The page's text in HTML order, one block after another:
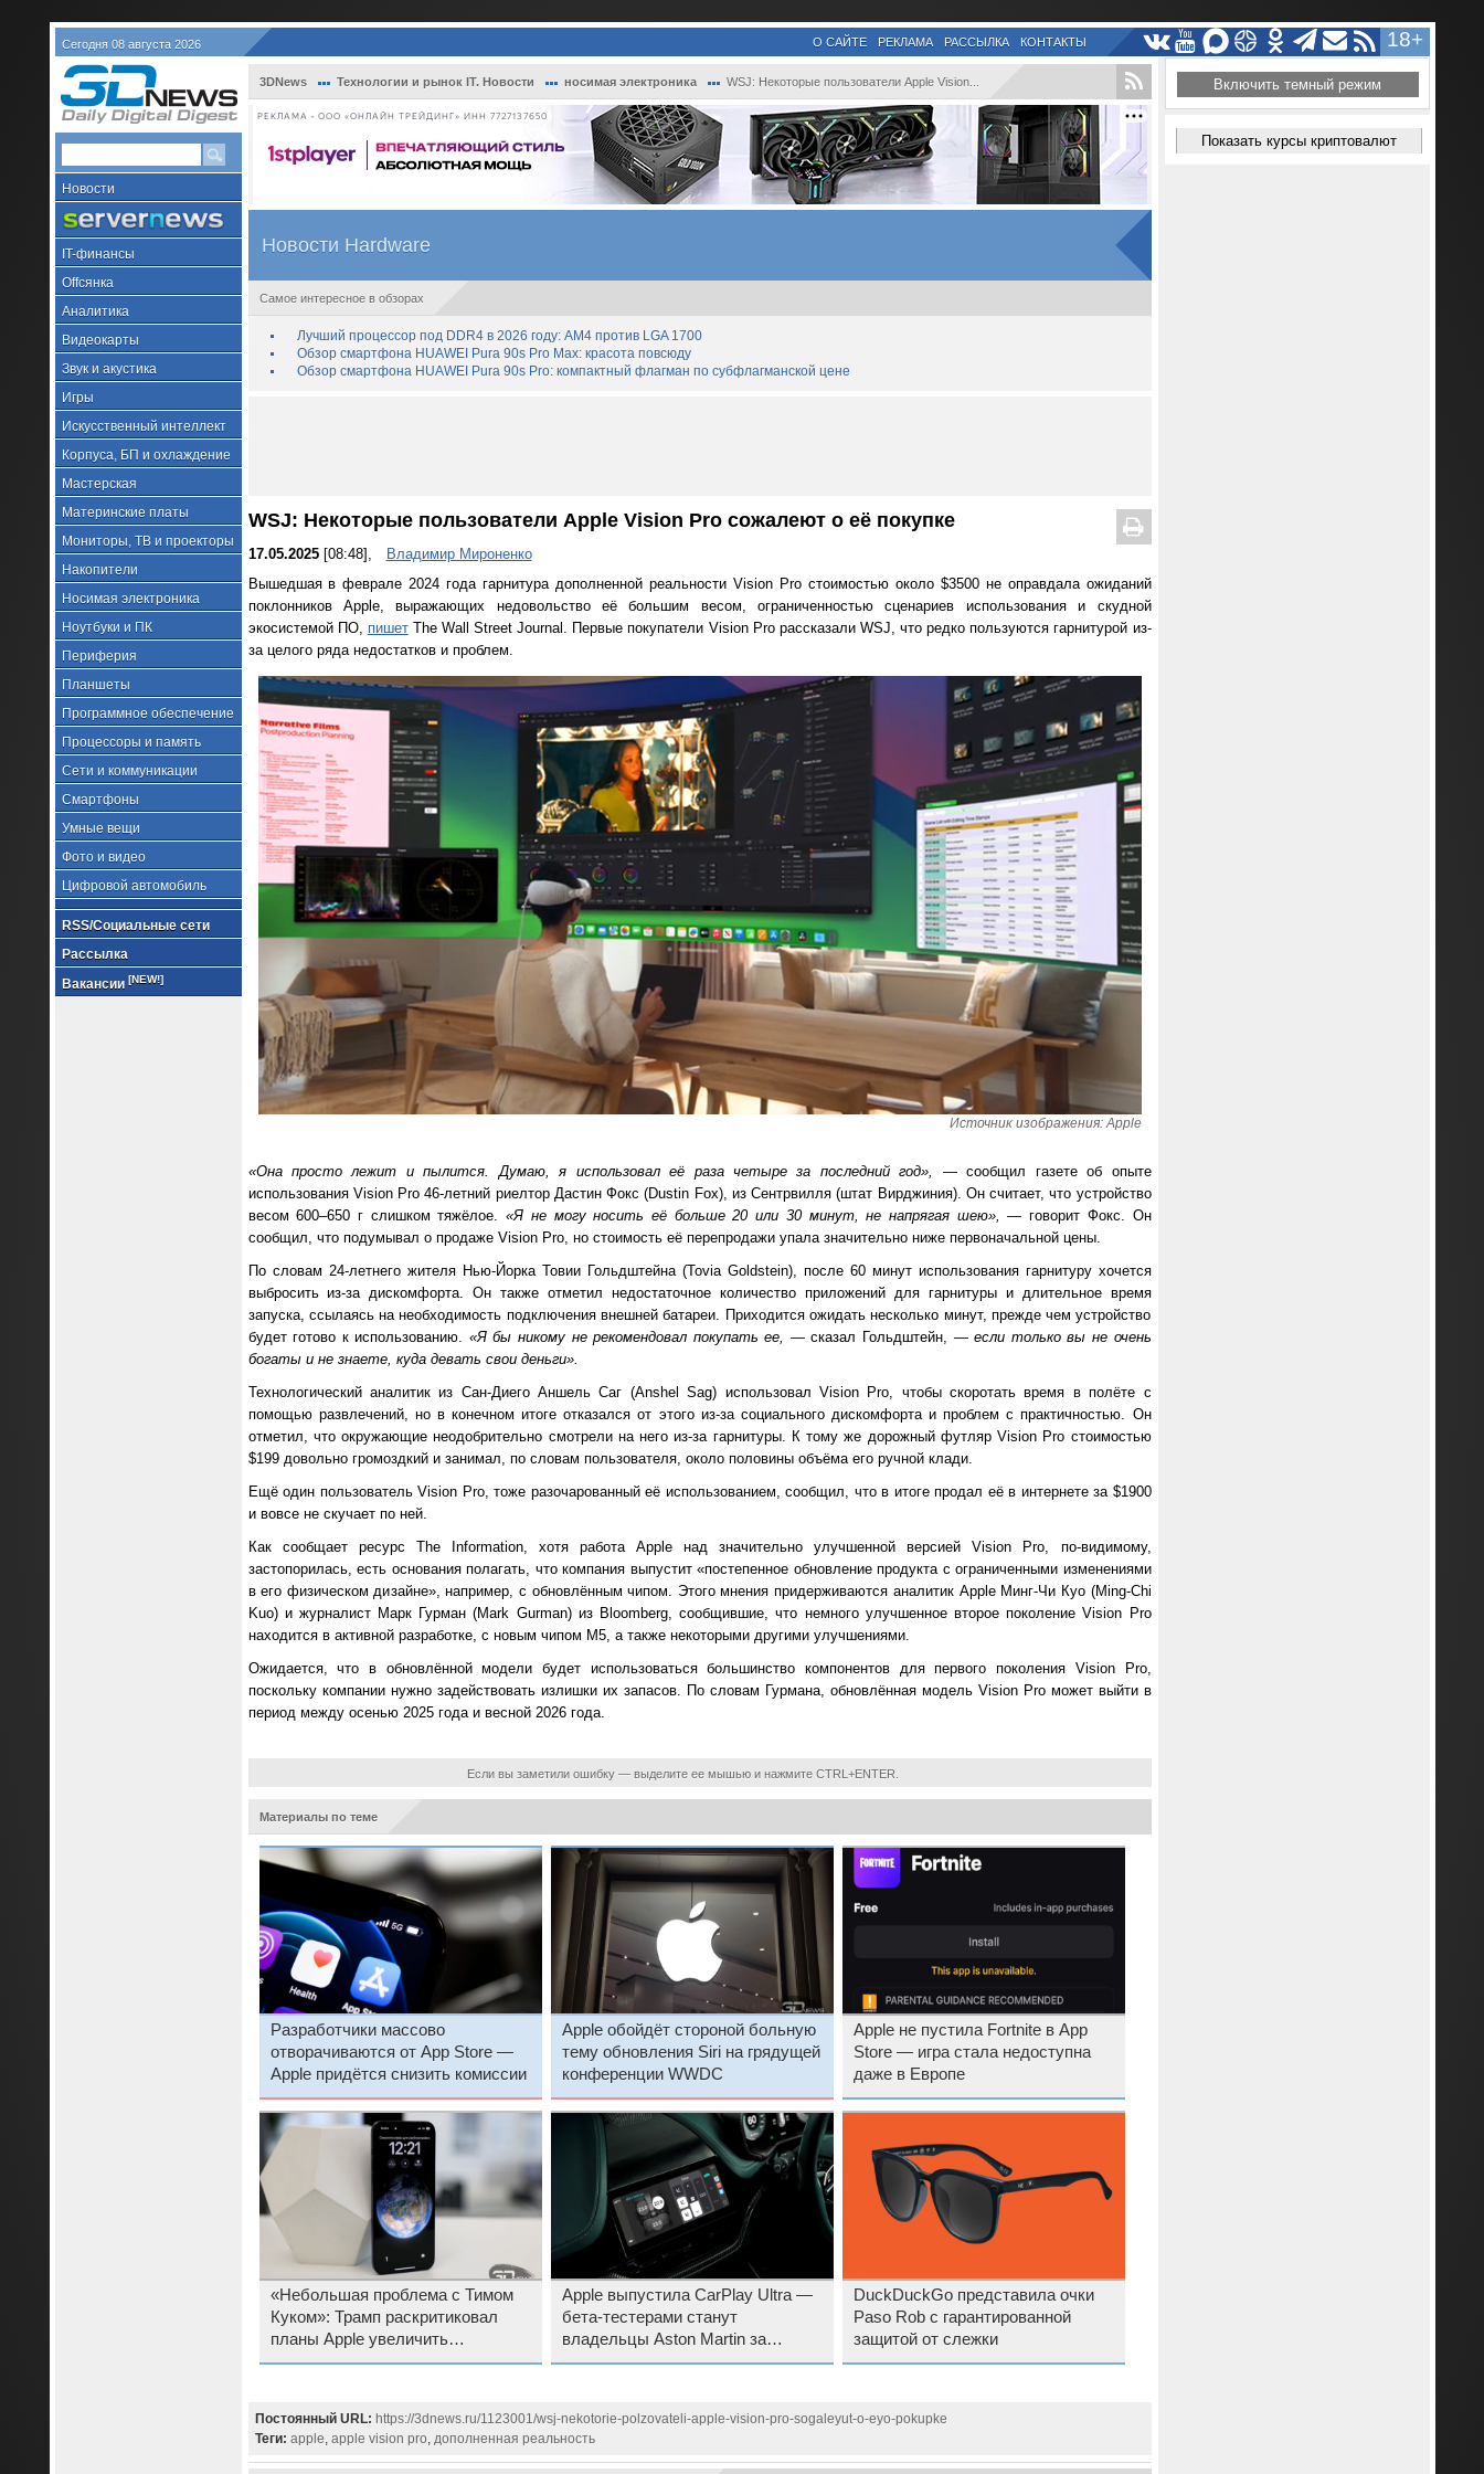
Сегодня 08 августа 2026 18+
О САЙТЕ РЕКЛАМА РАССЫЛКА КОНТАКТЫ
Новости
IT-финансы
Offсянка
Аналитика
Видеокарты
Звук и акустика
Игры
Искусственный интеллект
Корпуса, БП и охлаждение
Мастерская
Материнские платы
Мониторы, ТВ и проекторы
Накопители
Носимая электроника
Ноутбуки и ПК
Периферия
Планшеты
Программное обеспечение
Процессоры и память
Сети и коммуникации
Смартфоны
Умные вещи
Фото и видео
Цифровой автомобиль
RSS/Социальные сети
Рассылка
Вакансии [NEW!]
3DNews Технологии и рынок IT. Новости носимая электроника WSJ: Некоторые пользователи Apple Vision...
РЕКЛАМА • ООО «ОНЛАЙН ТРЕЙДИНГ» ИНН 7727137650
Новости Hardware
Самое интересное в обзорах
Лучший процессор под DDR4 в 2026 году: AM4 против LGA 1700
Обзор смартфона HUAWEI Pura 90s Pro Max: красота повсюду
Обзор смартфона HUAWEI Pura 90s Pro: компактный флагман по субфлагманской цене
WSJ: Некоторые пользователи Apple Vision Pro сожалеют о её покупке
17.05.2025[08:48],
Владимир Мироненко
Вышедшая в феврале 2024 года гарнитура дополненной реальности Vision Pro стоимостью около $3500 не оправдала ожиданий
поклонников Apple, выражающих недовольство её большим весом, ограниченностью сценариев использования и скудной
экосистемой ПО, пишетThe Wall Street Journal. Первые покупатели Vision Pro рассказали WSJ, что редко пользуются гарнитурой из-
за целого ряда недостатков и проблем.
Источник изображения: Apple
«Она просто лежит и пылится. Думаю, я использовал её раза четыре за последний год»,
— сообщил газете об опыте
использования Vision Pro 46-летний риелтор Дастин Фокс (Dustin Fox), из Сентрвилля (штат Вирджиния). Он считает, что устройство
весом 600–650 г слишком тяжёлое.«Я не могу носить её больше 20 или 30 минут, не напрягая шею», — говорит Фокс. Он
сообщил, что подумывал о продаже Vision Pro, но стоимость её перепродажи упала значительно ниже первоначальной цены.
По словам 24-летнего жителя Нью-Йорка Товии Гольдштейна (Tovia Goldstein), после 60 минут использования гарнитуру хочется
выбросить из-за дискомфорта. Он также отметил недостаточное количество приложений для гарнитуры и длительное время
запуска, ссылаясь на необходимость подключения внешней батареи. Приходится ожидать несколько минут, прежде чем устройство
будет готово к использованию. «Я бы никому не рекомендовал покупать ее, —сказал Гольдштейн, —если только вы не очень
богаты и не знаете, куда девать свои деньги».
Технологический аналитик из Сан-Диего Аншель Саг (Anshel Sag) использовал Vision Pro, чтобы скоротать время в полёте с
помощью развлечений, но в конечном итоге отказался от этого из-за социального дискомфорта и проблем с практичностью. Он
отметил, что окружающие неодобрительно смотрели на него из-за гарнитуры. К тому же дорожный футляр Vision Pro стоимостью
$199 довольно громоздкий и занимал, по словам пользователя, около половины объёма его ручной клади.
Ещё один пользователь Vision Pro, тоже разочарованный её использованием, сообщил, что в итоге продал её в интернете за $1900
и вовсе не скучает по ней.
Как сообщает ресурс The Information, хотя работа Apple над значительно улучшенной версией Vision Pro, по-видимому,
застопорилась, есть основания полагать, что компания выпустит «постепенное обновление продукта с ограниченными изменениями
в его физическом дизайне», например, с обновлённым чипом. Этого мнения придерживаются аналитик Apple Минг-Чи Куо (Ming-Chi
Kuo) и журналист Марк Гурман (Mark Gurman) из Bloomberg, сообщившие, что немного улучшенное второе поколение Vision Pro
находится в активной разработке, с новым чипом M5, а также некоторыми другими улучшениями.
Ожидается, что в обновлённой модели будет использоваться большинство компонентов для первого поколения Vision Pro,
поскольку компании нужно задействовать излишки их запасов. По словам Гурмана, обновлённая модель Vision Pro может выйти в
период между осенью 2025 года и весной 2026 года.
Если вы заметили ошибку — выделите ее мышью и нажмите CTRL+ENTER.
Материалы по теме
Разработчики массово
отворачиваются от App Store —
Apple придётся снизить комиссии
Apple обойдёт стороной больную
тему обновления Siri на грядущей
конференции WWDC
Apple не пустила Fortnite в App
Store — игра стала недоступна
даже в Европе
«Небольшая проблема с Тимом
Куком»: Трамп раскритиковал
планы Apple увеличить
производство iPhone в Индии
Apple выпустила CarPlay Ultra —
бета-тестерами станут
владельцы Aston Martin за
четверть миллиона долларов
DuckDuckGo представила очки
Paso Rob с гарантированной
защитой от слежки
Постоянный URL: https://3dnews.ru/1123001/wsj-nekotorie-polzovateli-apple-vision-pro-sogaleyut-o-eyo-pokupke
Теги: apple apple vision pro дополненная реальность
Включить темный режим
Показать курсы криптовалют